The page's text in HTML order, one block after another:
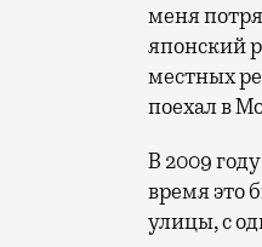
меня
японский
местных
поехал в
В 2009
время это
улицы, с